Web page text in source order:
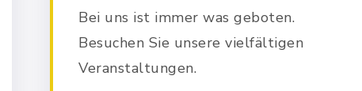
Bei uns ist immer was geboten.
Besuchen Sie unsere vielfältigen
Veranstaltungen.